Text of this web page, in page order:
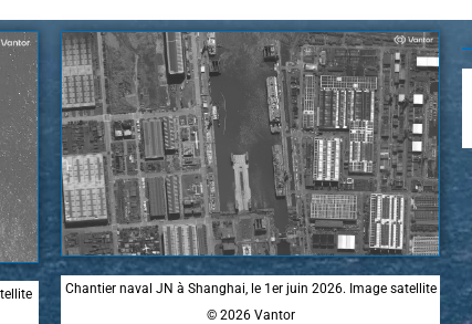
Chantier naval JN à Shanghai, le 1er juin 2026. Image satellite
© 2026 Vantor